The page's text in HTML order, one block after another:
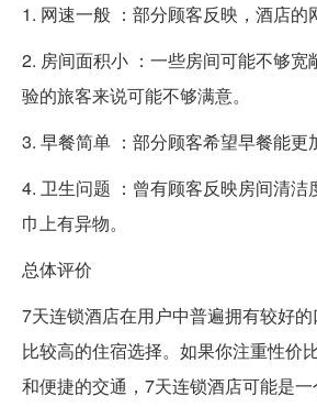
1. 网速一般 ：部分顾客反映，酒店的
2. 房间面积小 ：一些房间可能不够宽
验的旅客来说可能不够满意。
3. 早餐简单 ：部分顾客希望早餐能更
4. 卫生问题 ：曾有顾客反映房间清洁
巾上有异物。
总体评价
7天连锁酒店在用户中普遍拥有较好
比较高的住宿选择。如果你注重性价
和便捷的交通，7天连锁酒店可能是